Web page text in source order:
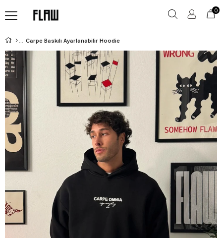
0
Carpe Baskılı Ayarlanabilir Hoodie